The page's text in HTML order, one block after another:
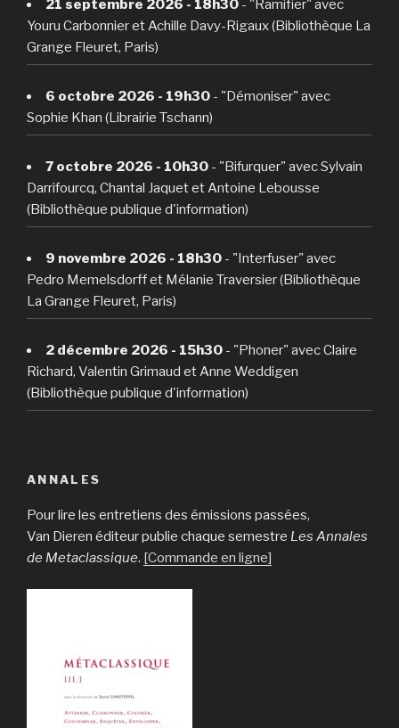
21 septembre 2026 - 18h30 - "Ramifier" avec
Youru Carbonnier et Achille Davy-Rigaux (Bibliothèque La
Grange Fleuret, Paris)
6 octobre 2026 - 19h30 - "Démoniser" avec
Sophie Khan (Librairie Tschann)
7 octobre 2026 - 10h30 - "Bifurquer" avec Sylvain
Darrifourcq, Chantal Jaquet et Antoine Lebousse
(Bibliothèque publique d'information)
9 novembre 2026 - 18h30 - "Interfuser" avec
Pedro Memelsdorff et Mélanie Traversier (Bibliothèque
La Grange Fleuret, Paris)
2 décembre 2026 - 15h30 - "Phoner" avec Claire
Richard, Valentin Grimaud et Anne Weddigen
(Bibliothèque publique d'information)
ANNALES
Pour lire les entretiens des émissions passées,
Van Dieren éditeur publie chaque semestre Les Annales
de Metaclassique. [Commande en ligne]